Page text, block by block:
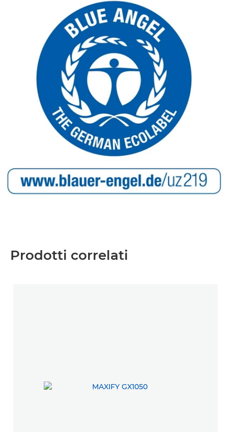
Prodotti correlati